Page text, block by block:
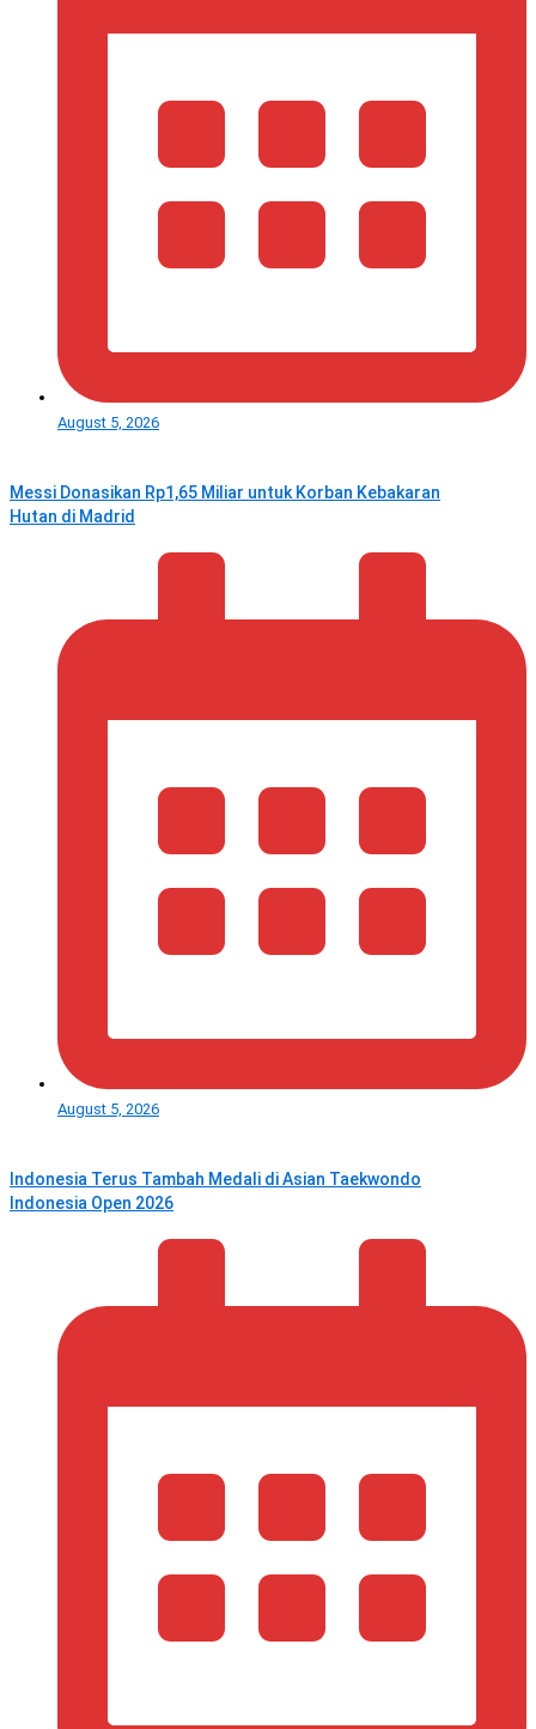
August 5, 2026
Messi Donasikan Rp1,65 Miliar untuk Korban Kebakaran
Hutan di Madrid
August 5, 2026
Indonesia Terus Tambah Medali di Asian Taekwondo
Indonesia Open 2026